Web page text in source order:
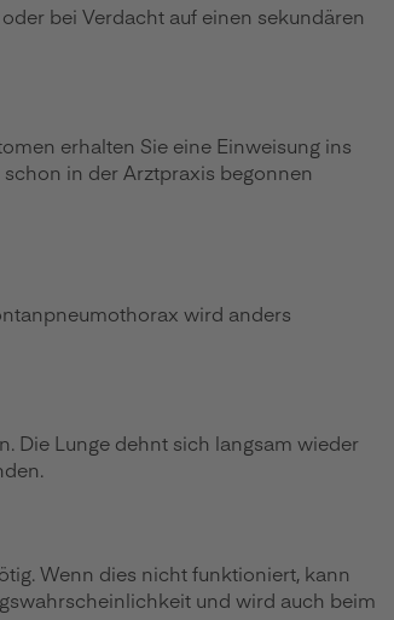
bei Verdacht auf einen sekundären
erhalten Sie eine Einweisung ins
in der Arztpraxis begonnen
wird anders
Die Lunge dehnt sich langsam wieder
Wenn dies nicht funktioniert, kann
und wird auch beim